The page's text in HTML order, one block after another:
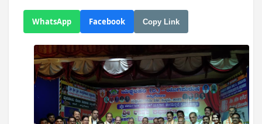
WhatsApp Facebook Copy Link